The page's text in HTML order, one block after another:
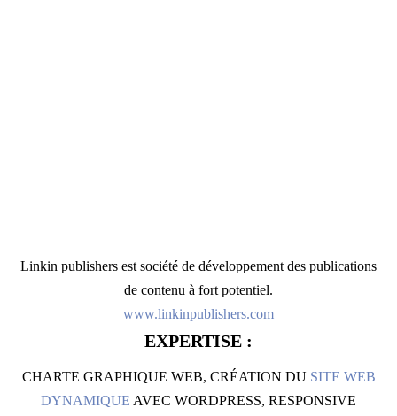
Linkin publishers est société de développement des publications
de contenu à fort potentiel.
www.linkinpublishers.com
EXPERTISE :
CHARTE GRAPHIQUE WEB, CRÉATION DU SITE WEB
DYNAMIQUE AVEC WORDPRESS, RESPONSIVE